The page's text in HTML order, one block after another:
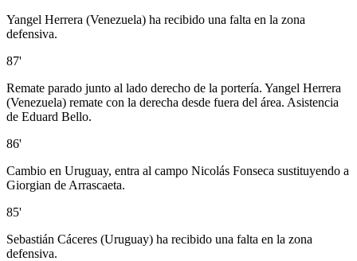
Yangel Herrera (Venezuela) ha recibido una falta en la zona
defensiva.
87'
Remate parado junto al lado derecho de la portería. Yangel Herrera
(Venezuela) remate con la derecha desde fuera del área. Asistencia
de Eduard Bello.
86'
Cambio en Uruguay, entra al campo Nicolás Fonseca sustituyendo a
Giorgian de Arrascaeta.
85'
Sebastián Cáceres (Uruguay) ha recibido una falta en la zona
defensiva.